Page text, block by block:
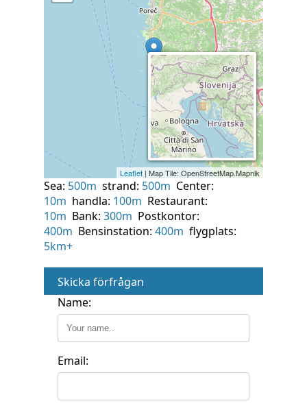
Sea: 500m strand: 500m Center:
10m handla: 100m Restaurant:
10m Bank: 300m Postkontor:
400m Bensinstation: 400m flygplats:
5km+
Skicka förfrågan
Name:
Email: